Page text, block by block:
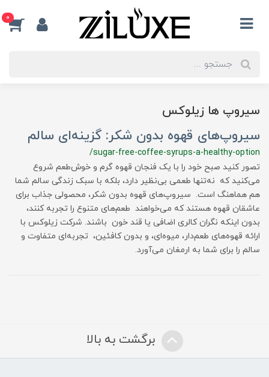
0
سیروپ ها زیلوکس
سیروپ‌های قهوه بدون شکر: گزینه‌ای سالم
/sugar-free-coffee-syrups-a-healthy-option
تصور کنید صبح خود را با یک فنجان قهوه گرم و خوش‌طعم شروع
می‌کنید که نه‌تنها طعمی بی‌نظیر دارد، بلکه با سبک زندگی سالم شما
هم هماهنگ است. سیروپ‌های قهوه بدون شکر، محصولی جذاب برای
عاشقان قهوه هستند که می‌خواهند طعم‌های متنوع را تجربه کنند،
بدون اینکه نگران کالری اضافی یا قند خون باشند. شرکت زیلوکس با
ارائه قهوه‌های طعم‌دار، میوه‌ای، و بدون کافئین، تجربه‌ای متفاوت و
سالم را برای شما به ارمغان می‌آورد.
برگشت به بالا